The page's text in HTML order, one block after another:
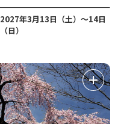
2027年3月13日（土）～14日
（日）